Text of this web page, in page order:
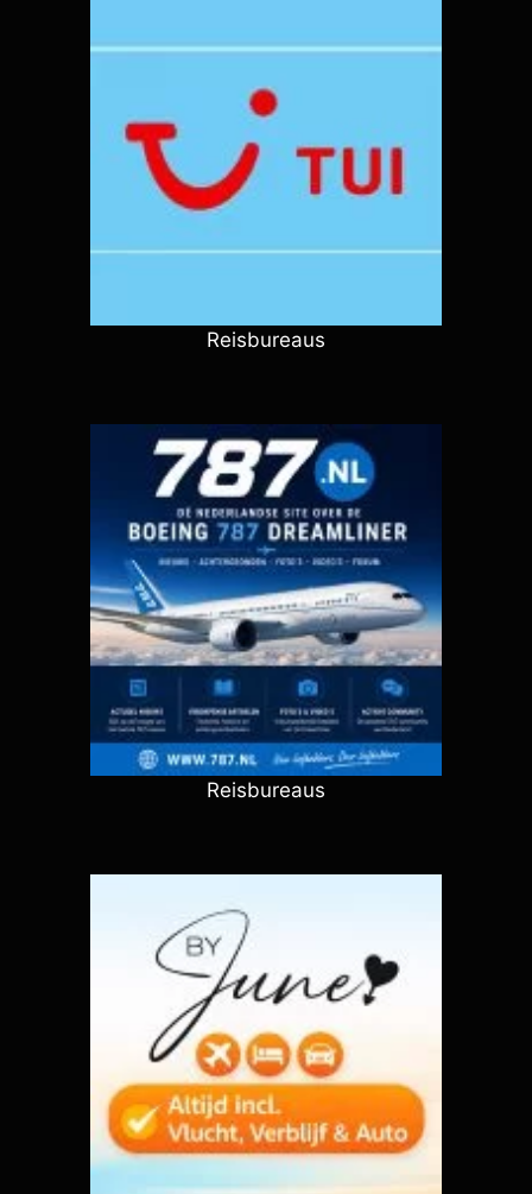
Reisbureaus
Reisbureaus